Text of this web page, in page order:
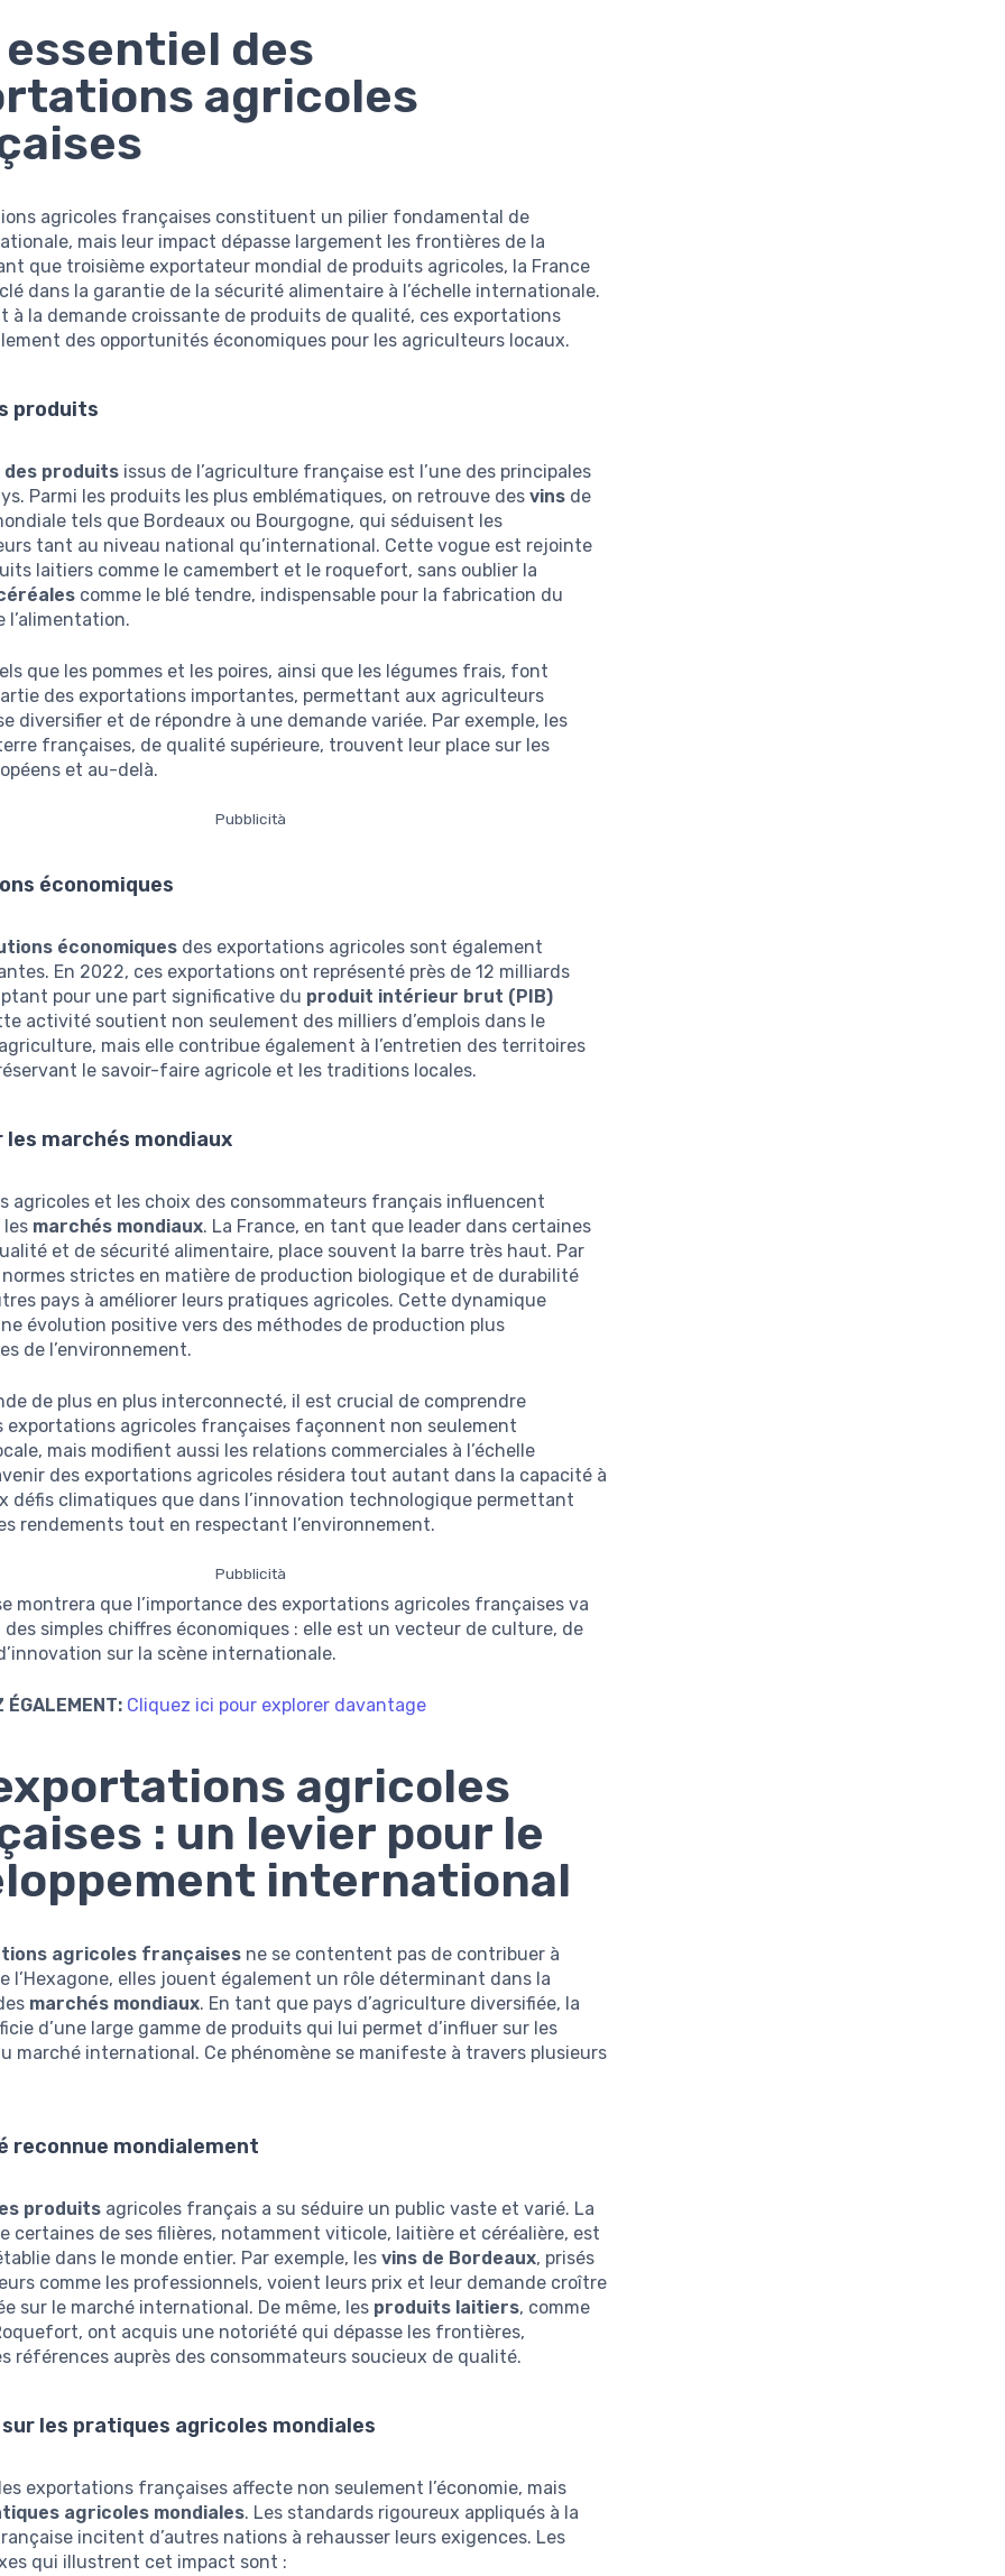
essentiel des
agricoles
agricoles françaises constituent un pilier fondamental de
mais leur impact dépasse largement les frontières de la
que troisième exportateur mondial de produits agricoles, la France
dans la garantie de la sécurité alimentaire à l’échelle internationale.
à la demande croissante de produits de qualité, ces exportations
des opportunités économiques pour les agriculteurs locaux.
produits
produits issus de l’agriculture française est l’une des principales
Parmi les produits les plus emblématiques, on retrouve desvins de
tels que Bordeaux ou Bourgogne, qui séduisent les
tant au niveau national qu’international. Cette vogue est rejointe
laitiers comme le camembert et le roquefort, sans oublier la
comme le blé tendre, indispensable pour la fabrication du
l’alimentation.
que les pommes et les poires, ainsi que les légumes frais, font
des exportations importantes, permettant aux agriculteurs
diversifier et de répondre à une demande variée. Par exemple, les
françaises, de qualité supérieure, trouvent leur place sur les
et au-delà.
Pubblicità
économiques
économiques des exportations agricoles sont également
En 2022, ces exportations ont représenté près de 12 milliards
pour une part significative du produit intérieur brut (PIB)
activité soutient non seulement des milliers d’emplois dans le
mais elle contribue également à l’entretien des territoires
le savoir-faire agricole et les traditions locales.
marchés mondiaux
agricoles et les choix des consommateurs français influencent
marchés mondiaux. La France, en tant que leader dans certaines
et de sécurité alimentaire, place souvent la barre très haut. Par
normes strictes en matière de production biologique et de durabilité
pays à améliorer leurs pratiques agricoles. Cette dynamique
évolution positive vers des méthodes de production plus
de l’environnement.
de plus en plus interconnecté, il est crucial de comprendre
exportations agricoles françaises façonnent non seulement
mais modifient aussi les relations commerciales à l’échelle
des exportations agricoles résidera tout autant dans la capacité à
défis climatiques que dans l’innovation technologique permettant
rendements tout en respectant l’environnement.
Pubblicità
montrera que l’importance des exportations agricoles françaises va
simples chiffres économiques : elle est un vecteur de culture, de
sur la scène internationale.
ÉGALEMENT: Cliquez ici pour explorer davantage
agricoles
: un levier pour le
international
agricoles françaises ne se contentent pas de contribuer à
l’Hexagone, elles jouent également un rôle déterminant dans la
marchés mondiaux. En tant que pays d’agriculture diversifiée, la
d’une large gamme de produits qui lui permet d’influer sur les
marché international. Ce phénomène se manifeste à travers plusieurs
reconnue mondialement
produits agricoles français a su séduire un public vaste et varié. La
certaines de ses filières, notamment viticole, laitière et céréalière, est
dans le monde entier. Par exemple, lesvins de Bordeaux, prisés
comme les professionnels, voient leurs prix et leur demande croître
sur le marché international. De même, les produits laitiers, comme
ont acquis une notoriété qui dépasse les frontières,
références auprès des consommateurs soucieux de qualité.
les pratiques agricoles mondiales
exportations françaises affecte non seulement l’économie, mais
agricoles mondiales. Les standards rigoureux appliqués à la
incitent d’autres nations à rehausser leurs exigences. Les
qui illustrent cet impact sont :